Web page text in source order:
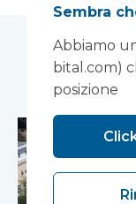
Casi
Sembra
Abbiamo
bital.com)
posizione